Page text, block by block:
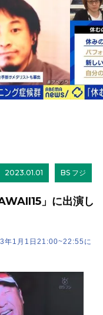
2023.01.01 BS フジ
」に出演し
年1月1日21:00~22:55に